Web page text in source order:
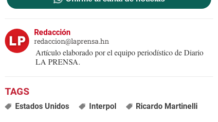
Redacción
redaccion@laprensa.hn
Artículo elaborado por el equipo periodístico de Diario
LA PRENSA.
Estados Unidos Interpol Ricardo Martinelli